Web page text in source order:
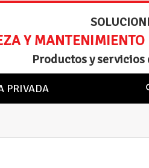
Y MANTENIMIENTO
Productos y
PRIVADA